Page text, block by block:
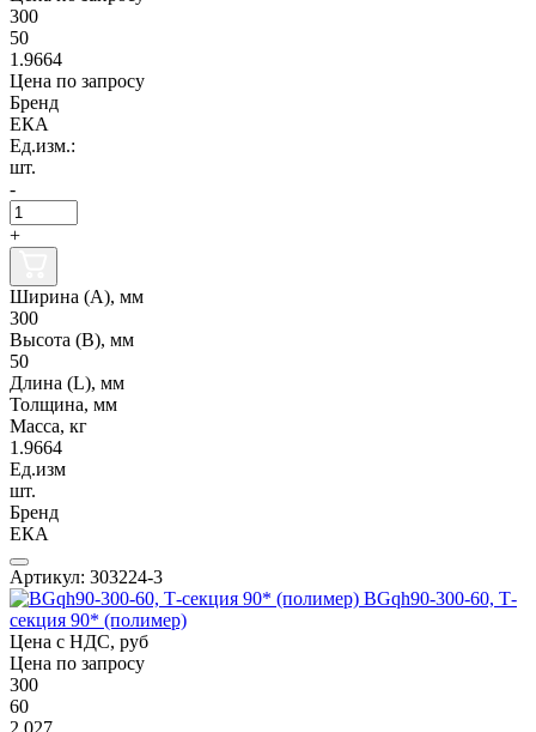
300
50
1.9664
Цена по запросу
Бренд
ЕКА
Ед.изм.:
шт.
-
+
Ширина (А), мм
300
Высота (В), мм
50
Длина (L), мм
Толщина, мм
Масса, кг
1.9664
Ед.изм
шт.
Бренд
ЕКА
Артикул: 303224-3
BGqh90-300-60, Т-
секция 90* (полимер)
Цена с НДС, руб
Цена по запросу
300
60
2.027